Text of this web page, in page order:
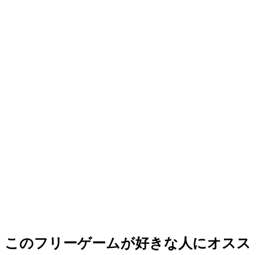
このフリーゲームが好きな人にオスス